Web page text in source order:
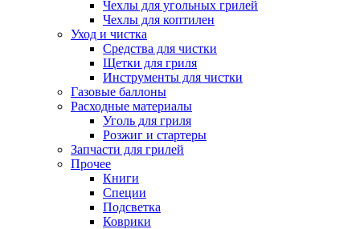
Чехлы для угольных грилей
Чехлы для коптилен
Уход и чистка
Средства для чистки
Щетки для гриля
Инструменты для чистки
Газовые баллоны
Расходные материалы
Уголь для гриля
Розжиг и стартеры
Запчасти для грилей
Прочее
Книги
Специи
Подсветка
Коврики